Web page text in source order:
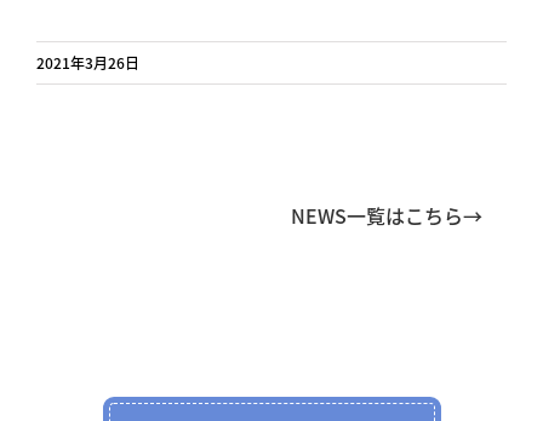
2021年3月26日
NEWS一覧はこちら→